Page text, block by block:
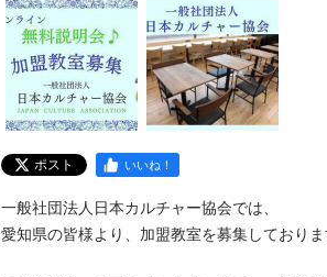
ポスト いいね！
一般社団法人日本カルチャー協会では、
愛知県の皆様より、加盟教室を募集しておりま